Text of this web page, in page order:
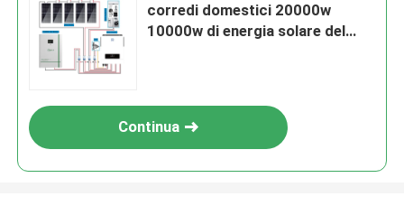
corredi domestici 20000w
10000w di energia solare del
Continua